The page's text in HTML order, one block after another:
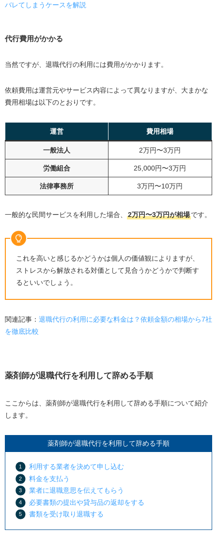
バレてしまうケースを解説
代行費用がかかる
当然ですが、退職代行の利用には費用がかかります。
依頼費用は運営元やサービス内容によって異なりますが、大まかな
費用相場は以下のとおりです。
運営 費用相場
一般法人 2万円〜3万円
労働組合 25,000円〜3万円
法律事務所 3万円〜10万円
一般的な民間サービスを利用した場合、 2万円〜3万円が相場です。
これを高いと感じるかどうかは個人の価値観によりますが、
ストレスから解放される対価として見合うかどうかで判断す
るといいでしょう。
関連記事： 退職代行の利用に必要な料金は？依頼金額の相場から7社
を徹底比較
薬剤師が退職代行を利用して辞める手順
ここからは、薬剤師が退職代行を利用して辞める手順について紹介
します。
薬剤師が退職代行を利用して辞める手順
利用する業者を決めて申し込む
料金を支払う
業者に退職意思を伝えてもらう
必要書類の提出や貸与品の返却をする
書類を受け取り退職する